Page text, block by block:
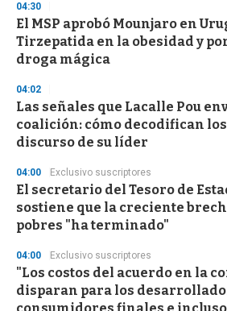
d
s
o
f
3
s
e
c
o
n
04:30
El MSP aprobó Mounjaro en
Tirzepatida en la obesidad y
droga mágica
04:02
Las señales que Lacalle Pou
coalición: cómo decodifican
discurso de su líder
04:00 Exclusivo suscriptores
El secretario del Tesoro de
sostiene que la creciente
pobres "ha terminado"
04:00 Exclusivo suscriptores
"Los costos del acuerdo en la
disparan para los